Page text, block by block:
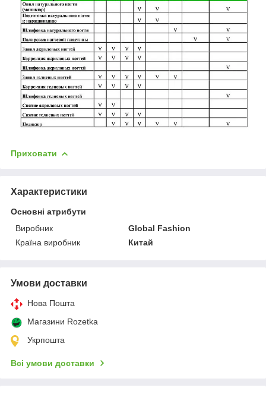
Приховати
Характеристики
Основні атрибути
Виробник
Global Fashion
Країна виробник
Китай
Умови доставки
Нова Пошта
Магазини Rozetka
Укрпошта
Всі умови доставки